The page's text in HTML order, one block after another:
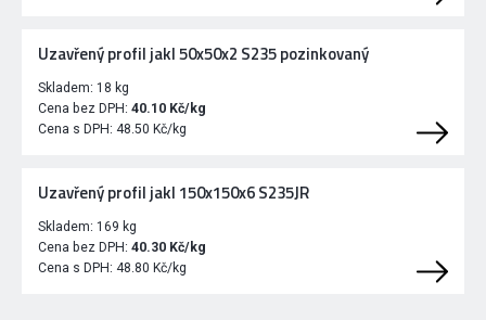
Uzavřený profil jakl 50x50x2 S235 pozinkovaný
Skladem: 18 kg
Cena bez DPH: 40.10 Kč/kg
Cena s DPH: 48.50 Kč/kg
Uzavřený profil jakl 150x150x6 S235JR
Skladem: 169 kg
Cena bez DPH: 40.30 Kč/kg
Cena s DPH: 48.80 Kč/kg